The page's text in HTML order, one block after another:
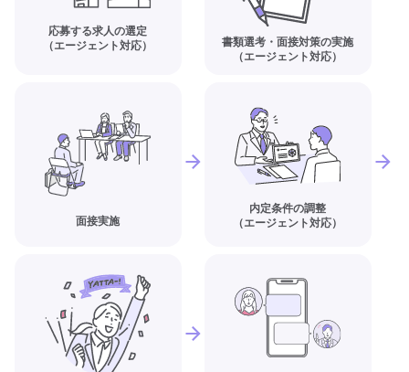
応募する求人の選定
（エージェント対応）
書類選考・面接対策の実施
（エージェント対応）
面接実施
内定条件の調整
（エージェント対応）